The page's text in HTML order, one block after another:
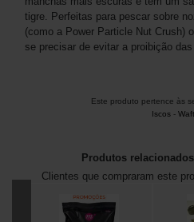
tigre. Perfeitas para pescar sobre
(como a Power Particle Nut Crush)
se precisar de evitar a proibição
Este produto pertence às
Iscos -
Produtos
Clientes que compraram este